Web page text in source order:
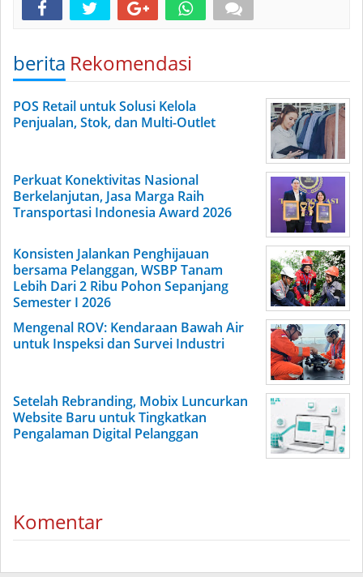
berita Rekomendasi
POS Retail untuk Solusi Kelola
Penjualan, Stok, dan Multi-Outlet
Perkuat Konektivitas Nasional
Berkelanjutan, Jasa Marga Raih
Transportasi Indonesia Award 2026
Konsisten Jalankan Penghijauan
bersama Pelanggan, WSBP Tanam
Lebih Dari 2 Ribu Pohon Sepanjang
Semester I 2026
Mengenal ROV: Kendaraan Bawah Air
untuk Inspeksi dan Survei Industri
Setelah Rebranding, Mobix Luncurkan
Website Baru untuk Tingkatkan
Pengalaman Digital Pelanggan
Komentar